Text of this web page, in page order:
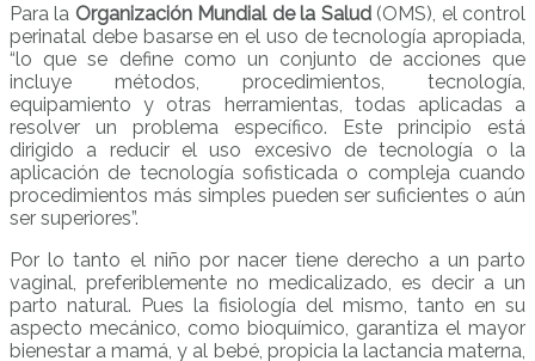
Para la Organización Mundial de la Salud(OMS), el control
perinatal debe basarse en el uso de tecnología apropiada,
“lo que se define como un conjunto de acciones que
incluye métodos, procedimientos, tecnología,
equipamiento y otras herramientas, todas aplicadas a
resolver un problema específico. Este principio está
dirigido a reducir el uso excesivo de tecnología o la
aplicación de tecnología sofisticada o compleja cuando
procedimientos más simples pueden ser suficientes o aún
ser superiores”.
Por lo tanto el niño por nacer tiene derecho a un parto
vaginal, preferiblemente no medicalizado, es decir a un
parto natural. Pues la fisiología del mismo, tanto en su
aspecto mecánico, como bioquímico, garantiza el mayor
bienestar a mamá, y al bebé, propicia la lactancia materna,